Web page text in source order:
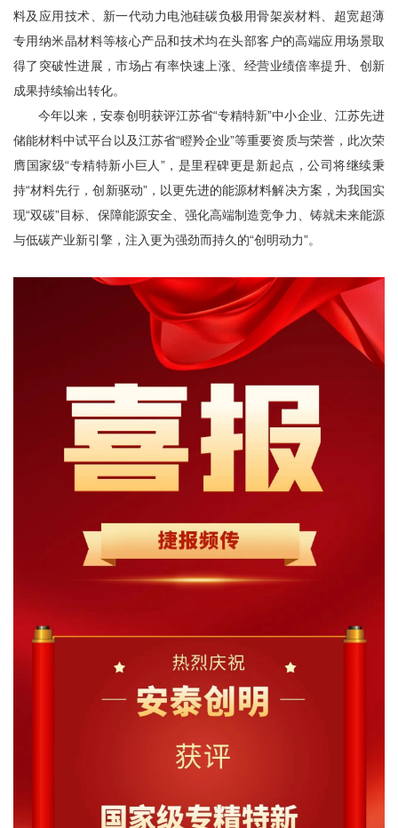
料及应用技术、新一代动力电池硅碳负极用骨架炭材料、超宽超薄
专用纳米晶材料等核心产品和技术均在头部客户的高端应用场景取
得了突破性进展，市场占有率快速上涨、经营业绩倍率提升、创新
成果持续输出转化。
今年以来，安泰创明获评江苏省“专精特新”中小企业、江苏先进
储能材料中试平台以及江苏省“瞪羚企业”等重要资质与荣誉，此次荣
膺国家级“专精特新小巨人”，是里程碑更是新起点，公司将继续秉
持“材料先行，创新驱动”，以更先进的能源材料解决方案，为我国实
现“双碳”目标、保障能源安全、强化高端制造竞争力、铸就未来能源
与低碳产业新引擎，注入更为强劲而持久的“创明动力”。